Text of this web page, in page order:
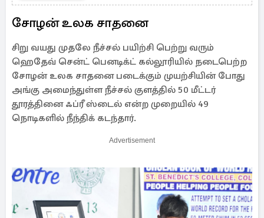
சோழன் உலக சாதனை
சிறு வயது முதலே நீச்சல் பயிற்சி பெற்று வரும்
ஹெதேவ் சென்ட் பெனடிக்ட் கல்லூரியில் நடைபெற்ற
சோழன் உலக சாதனை படைக்கும் முயற்சியின் போது
அங்கு அமைந்துள்ள நீச்சல் குளத்தில் 50 மீட்டர்
தூரத்தினை ஃப்ரீ ஸ்டைல் என்ற முறையில் 49
நொடிகளில் நீந்திக் கடந்தார்.
Advertisement